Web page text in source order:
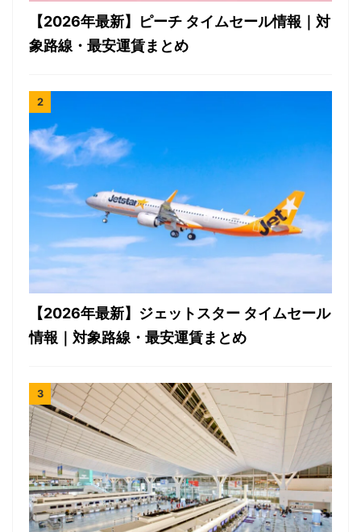
【2026年最新】ピーチ タイムセール情報｜対
象路線・最安運賃まとめ
【2026年最新】ジェットスター タイムセール
情報｜対象路線・最安運賃まとめ